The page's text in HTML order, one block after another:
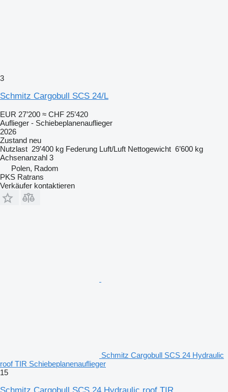
3
Schmitz Cargobull SCS 24/L
EUR 27’200 ≈ CHF 25’420
Auflieger - Schiebeplanenauflieger
2026
Zustand neu
Nutzlast 29’400 kg Federung Luft/Luft Nettogewicht 6’600 kg
Achsenanzahl 3
Polen, Radom
PKS Ratrans
Verkäufer kontaktieren
Schmitz Cargobull SCS 24 Hydraulic
roof TIR Schiebeplanenauflieger
15
Schmitz Cargobull SCS 24 Hydraulic roof TIR